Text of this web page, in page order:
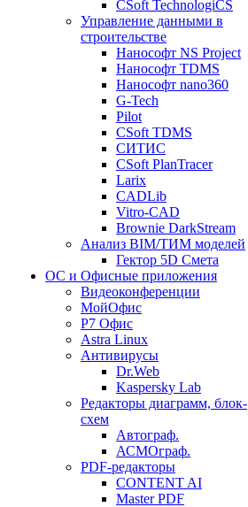
CSoft TechnologiCS
Управление данными в
строительстве
Нанософт NS Project
Нанософт TDMS
Нанософт nano360
G-Tech
Pilot
CSoft TDMS
СИТИС
CSoft PlanTracer
Larix
CADLib
Vitro-CAD
Brownie DarkStream
Анализ BIM/ТИМ моделей
Гектор 5D Смета
ОС и Офисные приложения
Видеоконференции
МойОфис
P7 Офис
Astra Linux
Антивирусы
Dr.Web
Kaspersky Lab
Редакторы диаграмм, блок-
схем
Автограф.
АСМОграф.
PDF-редакторы
CONTENT AI
Master PDF